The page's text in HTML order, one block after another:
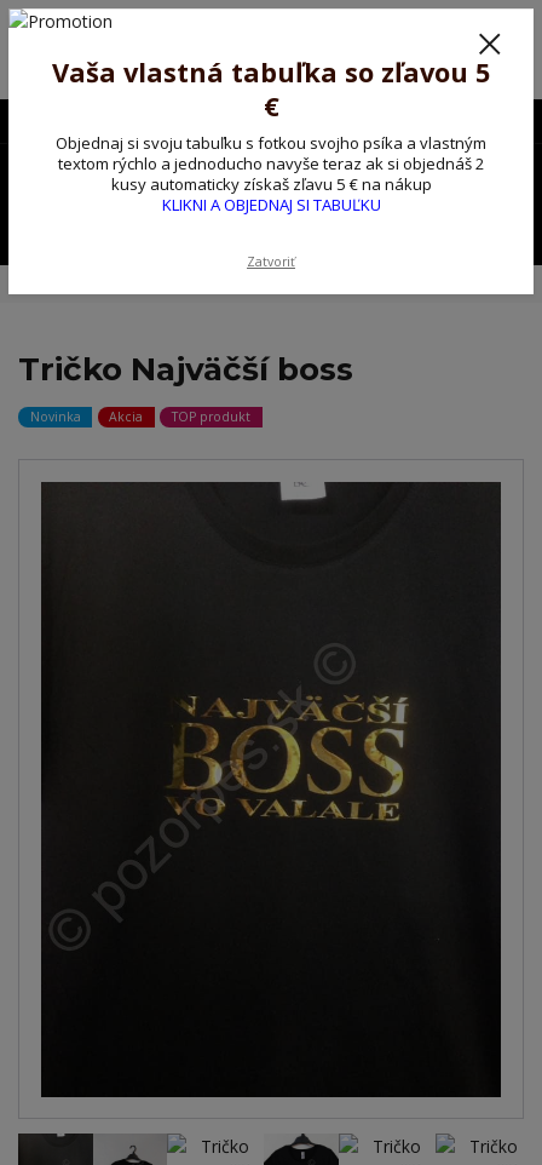
Poprosíme ctených zákazníkov o trpezlivosť, v tomto období máme
Preto sme Vám pripravili malý darček ako ospravedlnenie.
!!! ZĽAVA 5€ na PRVÚ objednávku nad 30€ s kódom pozorpes5 !!!
0,00 EUR
Tričko Najväčší boss
Novinka Akcia TOP produkt
Vaša vlastná tabuľka so zľavou 5
€
Objednaj si svoju tabuľku s fotkou svojho psíka a vlastným
textom rýchlo a jednoducho navyše teraz ak si objednáš 2
kusy automaticky získaš zľavu 5 € na nákup
KLIKNI A OBJEDNAJ SI TABUĽKU
Zatvoriť